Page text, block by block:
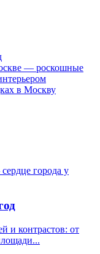
— роскошные
в Москву
и контрастов: от